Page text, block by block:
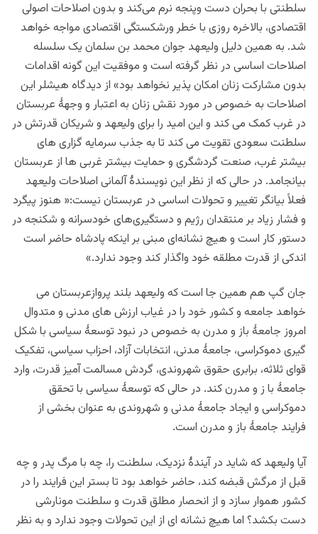
سلطنتی با بحران دست‌ وپنجه نرم می‌کند و بدون اصلاحات اصولی
اقتصادی، بالاخره روزی با خطر ورشکستگی اقتصادی مواجه خواهد
شد. به همین دلیل ولیعهد جوان محمد بن سلمان یک سلسله
اصلاحات اساسی در نظر گرفته است و موفقیت این گونه اقدامات
بدون مشارکت زنان امکان‌ پذیر نخواهد بود» از دیدگاه هیشلر این
اصلاحات به خصوص در مورد نقش زنان به اعتبار و وجهۀ عربستان
در غرب کمک می کند و این امید را برای ولیعهد و شریکان قدرتش در
سلطنت سعودی تقویت می کند تا به جذب سرمایه گزاری های
بیشتر غرب، صنعت گردشگری و حمایت بیشتر غربی ها از عربستان
بیانجامد. در حالی که از نظر این نویسندۀ آلمانی اصلاحات ولیعهد
فعلاً بیانگر تغییر و تحولات اساسی در عربستان نیست:« هنوز پیگرد
و فشار زیاد بر منتقدان رژیم و دستگیری‌های خودسرانه و شکنجه در
دستور کار است و هیچ نشانه‌ای مبنی بر اینکه پادشاه حاضر است
اندکی از قدرت مطلقه خود واگذار کند وجود ندارد.»
جان گپ هم همین جا است که ولیعهد بلند پروازعربستان می
خواهد جامعه و کشور خود را در غیاب ارزش های مدنی و متدوال
امروز جامعۀ باز و مدرن به خصوص در نبود توسعۀ سیاسی با شکل
گیری دموکراسی، جامعۀ مدنی، انتخابات آزاد، احزاب سیاسی، تفکیک
قوای ثلاثه، برابری حقوق شهروندی، گردش مسالمت آمیز قدرت، وارد
جامعۀ با ز و مدرن کند. در حالی که توسعۀ سیاسی با تحقق
دموکراسی و ایجاد جامعۀ مدنی و شهروندی به عنوان بخشی از
فرایند جامعۀ باز و مدرن است.
آیا ولیعهد که شاید در آیندۀ نزدیک، سلطنت را، چه با مرگ پدر و چه
قبل از مرگش قبضه کند، حاضر خواهد بود تا بستر این فرایند را در
کشور هموار سازد و از انحصار مطلق قدرت و سلطنت مونارشی
دست بکشد؟ اما هیچ نشانه ای از این تحولات وجود ندارد و به نظر